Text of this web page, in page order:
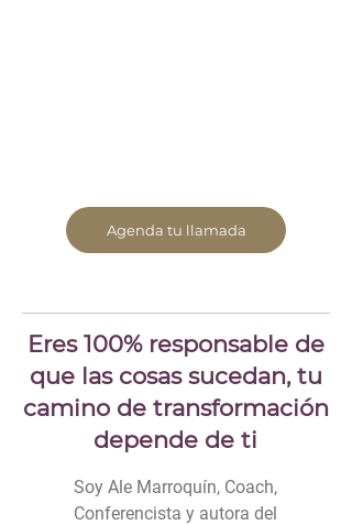
Agenda tu llamada
Eres 100% responsable de
que las cosas sucedan, tu
camino de transformación
depende de ti
Soy Ale Marroquín, Coach,
Conferencista y autora del